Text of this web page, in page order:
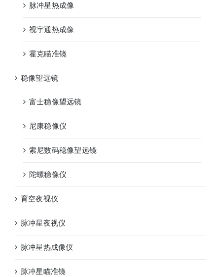
脉冲星热成像
视宇通热成像
霍克瞄准镜
稳像望远镜
富士稳像望远镜
尼康稳像仪
索尼数码稳像望远镜
陀螺稳像仪
育空夜视仪
脉冲星夜视仪
脉冲星热成像仪
脉冲星瞄准镜